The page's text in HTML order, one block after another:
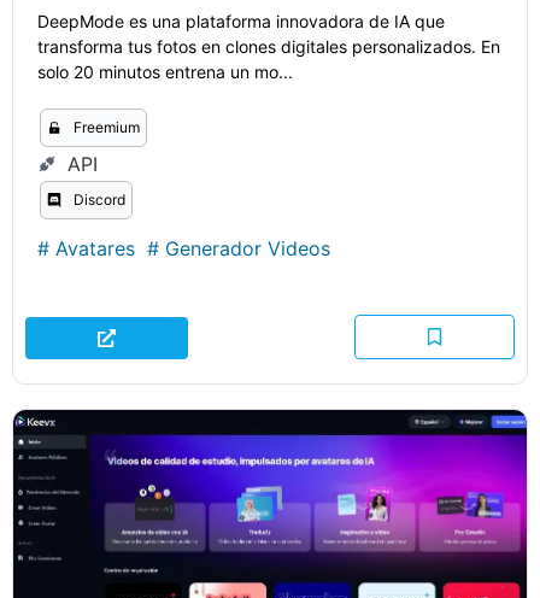
DeepMode es una plataforma innovadora de IA que
transforma tus fotos en clones digitales personalizados. En
solo 20 minutos entrena un mo...
Freemium
API
Discord
# Avatares # Generador Videos